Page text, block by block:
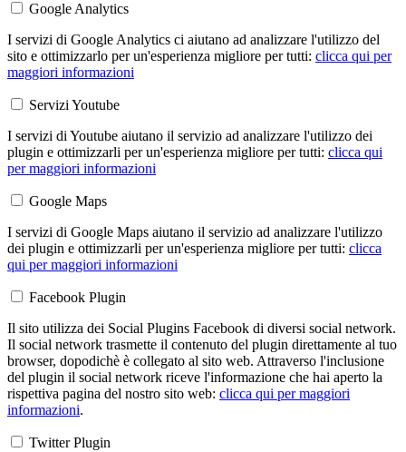
Google Analytics
I servizi di Google Analytics ci aiutano ad analizzare l'utilizzo del
sito e ottimizzarlo per un'esperienza migliore per tutti: clicca qui per
maggiori informazioni
Servizi Youtube
I servizi di Youtube aiutano il servizio ad analizzare l'utilizzo dei
plugin e ottimizzarli per un'esperienza migliore per tutti: clicca qui
per maggiori informazioni
Google Maps
I servizi di Google Maps aiutano il servizio ad analizzare l'utilizzo
dei plugin e ottimizzarli per un'esperienza migliore per tutti: clicca
qui per maggiori informazioni
Facebook Plugin
Il sito utilizza dei Social Plugins Facebook di diversi social network.
Il social network trasmette il contenuto del plugin direttamente al tuo
browser, dopodichè è collegato al sito web. Attraverso l'inclusione
del plugin il social network riceve l'informazione che hai aperto la
rispettiva pagina del nostro sito web: clicca qui per maggiori
informazioni.
Twitter Plugin